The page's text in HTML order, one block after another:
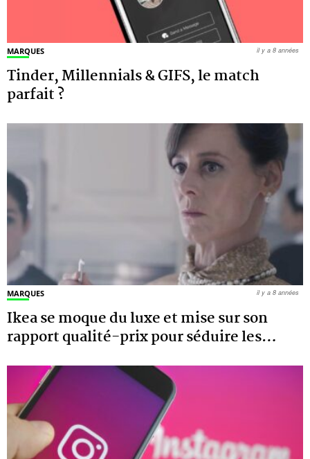
MARQUES
Tinder, Millennials & GIFS, le match
parfait ?
il y a 8 années
MARQUES
Ikea se moque du luxe et mise sur son
rapport qualité-prix pour séduire les…
il y a 8 années